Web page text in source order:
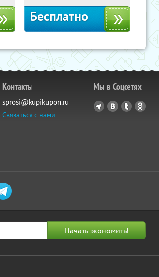
Бесплатно
Контакты
sprosi@kupikupon.ru
Связаться с нами
Мы в Соцсетях